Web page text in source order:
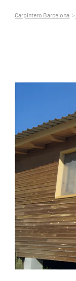
Carpintero Barcelona